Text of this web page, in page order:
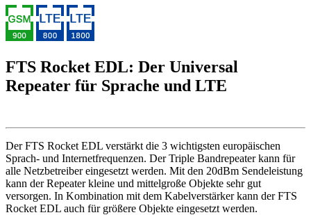
FTS Rocket EDL: Der Universal
Repeater für Sprache und LTE
Der FTS Rocket EDL verstärkt die 3 wichtigsten europäischen
Sprach- und Internetfrequenzen. Der Triple Bandrepeater kann für
alle Netzbetreiber eingesetzt werden. Mit den 20dBm Sendeleistung
kann der Repeater kleine und mittelgroße Objekte sehr gut
versorgen. In Kombination mit dem Kabelverstärker kann der FTS
Rocket EDL auch für größere Objekte eingesetzt werden.